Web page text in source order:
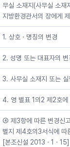
무실 소재지(사무실 소재
지방환경관서의 장에게
1. 상호ㆍ명칭의 변경
2. 성명 또는 대표자의 변
3. 사무실 소재지 또는 실
4. 영 별표 1의2 제2호에
④ 제3항에 따른 변경신
별지 제4호의3서식에 따
[본조신설 2013ㆍ1ㆍ15]